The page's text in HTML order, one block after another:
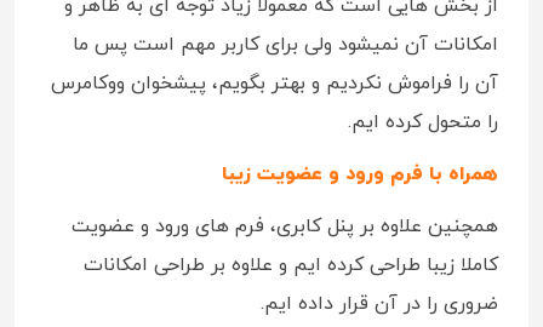
از بخش هایی است که معمولا زیاد توجه ای به ظاهر و
امکانات آن نمیشود ولی برای کاربر مهم است پس ما
آن را فراموش نکردیم و بهتر بگویم، پیشخوان ووکامرس
را متحول کرده ایم.
همراه با فرم ورود و عضویت زیبا
همچنین علاوه بر پنل کابری، فرم های ورود و عضویت
کاملا زیبا طراحی کرده ایم و علاوه بر طراحی امکانات
ضروری را در آن قرار داده ایم.